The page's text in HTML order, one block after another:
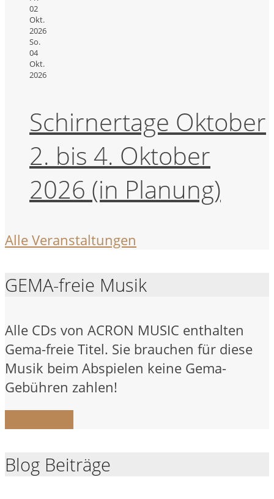
02
Okt.
2026
So.
04
Okt.
2026
Schirnertage Oktober
2. bis 4. Oktober
2026 (in Planung)
Alle Veranstaltungen
GEMA-freie Musik
Alle CDs von ACRON MUSIC enthalten
Gema-freie Titel. Sie brauchen für diese
Musik beim Abspielen keine Gema-
Gebühren zahlen!
Blog Beiträge